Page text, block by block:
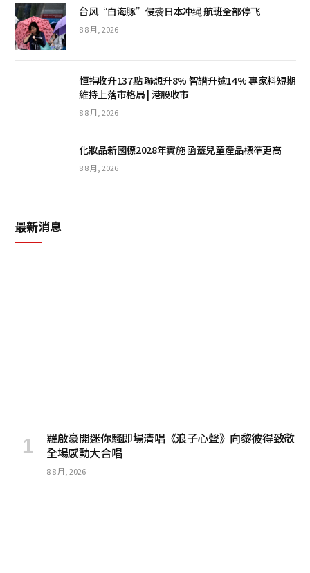
台风“白海豚”侵袭日本冲绳 航班全部停飞
8 8 月, 2026
恒指收升137點 聯想升8% 智譜升逾14% 專家料短期
維持上落市格局 | 港股收市
8 8 月, 2026
化妝品新國標2028年實施 函蓋兒童產品標準更高
8 8 月, 2026
最新消息
羅啟豪開迷你騷即場清唱《浪子心聲》向黎彼得致敬
全場感動大合唱
8 8 月, 2026